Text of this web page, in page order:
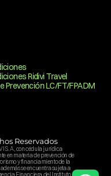
Ridivi Travel
Prevención LC/FT/FPADM
Reservados
S. A, con cédula jurídica
en materia de prevención de
y financiamiento de la
se encuentra sujeta a